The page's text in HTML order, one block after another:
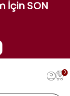
İçin SON
0